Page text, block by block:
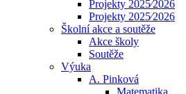
Projekty 2025⁄2026
Projekty 2025⁄2026
Školní akce a soutěže
Akce školy
Soutěže
Výuka
A. Pinková
Matematika